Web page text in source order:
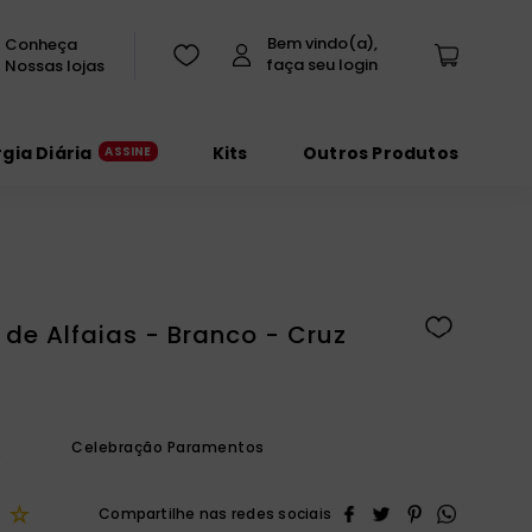
Conheça
Nossas lojas
Diária Kits Outros Produtos
Alfaias - Branco - Cruz
Celebração Paramentos
☆